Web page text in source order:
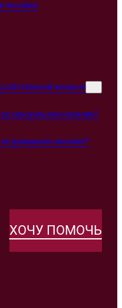
пособия
собственной жизнью
сексуальное насилие?
домашнее насилие?
ХОЧУ ПОМОЧЬ